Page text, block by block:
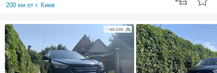
200 км от г. Киев